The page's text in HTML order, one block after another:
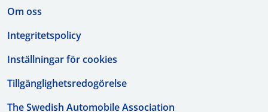
Om oss
Integritetspolicy
Inställningar för cookies
Tillgänglighetsredogörelse
The Swedish Automobile Association